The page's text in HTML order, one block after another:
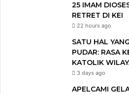
25 IMAM
RETRET DI KEI
22 hours ago
SATU HAL
PUDAR: RASA
KATOLIK
3 days ago
APELCAMI